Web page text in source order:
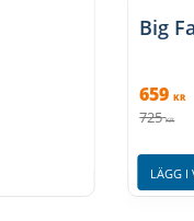
Big
659 KR
725 KR
LÄGG I